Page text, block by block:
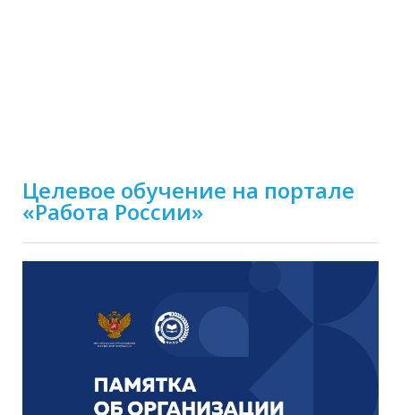
Целевое обучение на портале
«Работа России»